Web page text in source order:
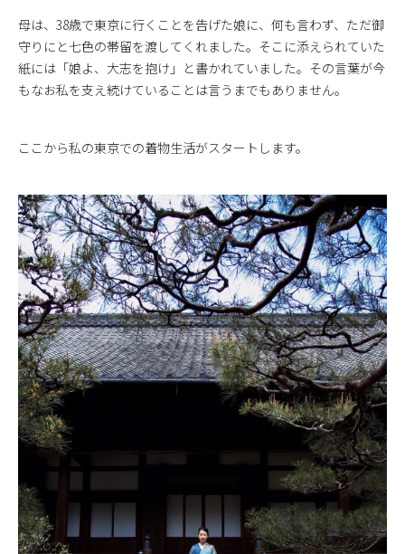
母は、38歳で東京に行くことを告げた娘に、何も言わず、ただ御
守りにと七色の帯留を渡してくれました。そこに添えられていた
紙には「娘よ、大志を抱け」と書かれていました。その言葉が今
もなお私を支え続けていることは言うまでもありません。
ここから私の東京での着物生活がスタートします。